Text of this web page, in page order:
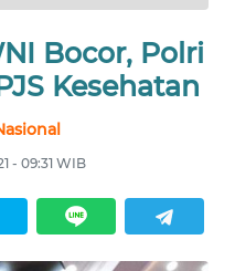
Bocor, Polri
Kesehatan
- 09:31 WIB